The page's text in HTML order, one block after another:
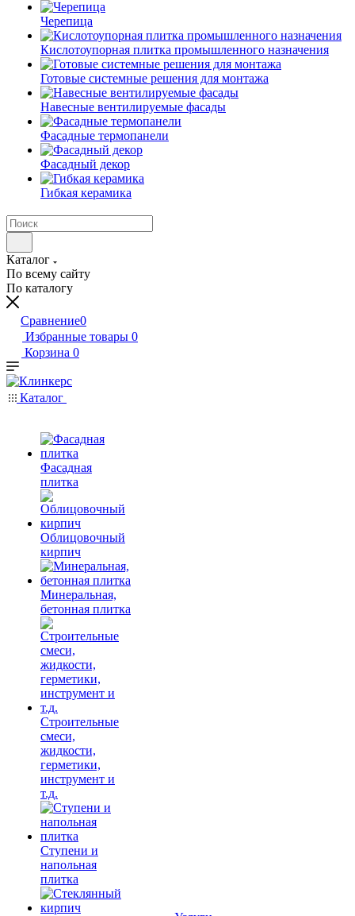
Черепица
Кислотоупорная плитка промышленного назначения
Готовые системные решения для монтажа
Навесные вентилируемые фасады
Фасадные термопанели
Фасадный декор
Гибкая керамика
Каталог
По всему сайту
По каталогу
Сравнение0
Избранные товары 0
Корзина 0
Каталог
Фасадная
плитка
Облицовочный
кирпич
Минеральная,
бетонная плитка
Строительные
смеси,
жидкости,
герметики,
инструмент и
т.д.
Ступени и
напольная
плитка